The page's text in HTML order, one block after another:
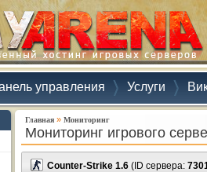
управления Услуги
Главная » Мониторинг
Мониторинг игрового
Counter-Strike 1.6 (ID сервера: